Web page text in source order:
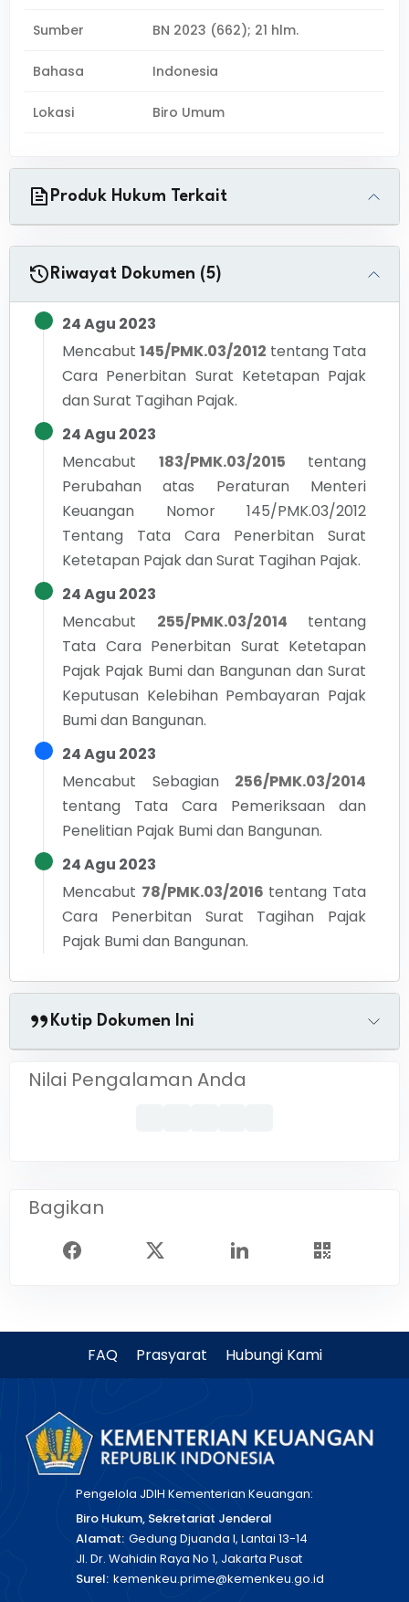
Sumber BN 2023 (662); 21 hlm.
Bahasa Indonesia
Lokasi Biro Umum
Produk Hukum Terkait
Riwayat Dokumen (5)
24 Agu 2023
Mencabut 145/PMK.03/2012 tentang Tata
Cara Penerbitan Surat Ketetapan Pajak
dan Surat Tagihan Pajak.
24 Agu 2023
Mencabut
183/PMK.03/2015
tentang
Perubahan atas Peraturan Menteri
Keuangan Nomor 145/PMK.03/2012
Tentang Tata Cara Penerbitan Surat
Ketetapan Pajak dan Surat Tagihan Pajak.
24 Agu 2023
Mencabut
255/PMK.03/2014
tentang
Tata Cara Penerbitan Surat Ketetapan
Pajak Pajak Bumi dan Bangunan dan Surat
Keputusan Kelebihan Pembayaran Pajak
Bumi dan Bangunan.
24 Agu 2023
Mencabut Sebagian 256/PMK.03/2014
tentang Tata Cara Pemeriksaan dan
Penelitian Pajak Bumi dan Bangunan.
24 Agu 2023
Mencabut 78/PMK.03/2016 tentang Tata
Cara Penerbitan Surat Tagihan Pajak
Pajak Bumi dan Bangunan.
Kutip Dokumen Ini
Nilai Pengalaman Anda
Bagikan
FAQ Prasyarat Hubungi Kami
Pengelola JDIH Kementerian Keuangan:
Biro Hukum, Sekretariat Jenderal
Alamat: Gedung Djuanda I, Lantai 13-14
Jl. Dr. Wahidin Raya No 1, Jakarta Pusat
Surel: kemenkeu.prime@kemenkeu.go.id